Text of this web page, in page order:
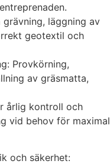
läggning av
geotextil och
Provkörning,
av gräsmatta,
årlig kontroll och
vid behov för maximal
och säkerhet: